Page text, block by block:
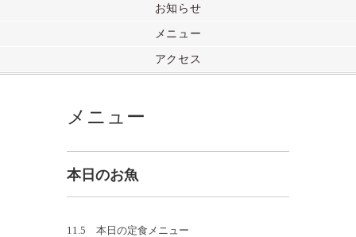
お知らせ
メニュー
アクセス
メニュー
本日のお魚
11.5 本日の定食メニュー